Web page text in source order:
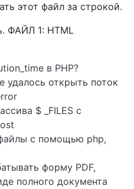
этот файл за строкой.
ФАЙЛ 1: HTML
в PHP?
удалось открыть поток
$ _FILES с
с помощью php,
форму PDF,
полного документа